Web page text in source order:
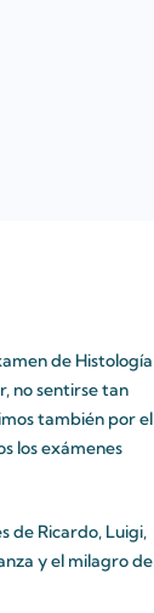
de Histología
no sentirse tan
también por el
los exámenes
de Ricardo, Luigi,
y el milagro de